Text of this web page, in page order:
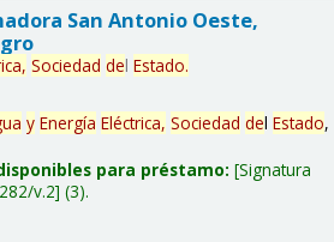
San Antonio Oeste,
Sociedad del Estado.
y Energía Eléctrica, Sociedad del Estado,
para préstamo: Signatura
v.2 (3).